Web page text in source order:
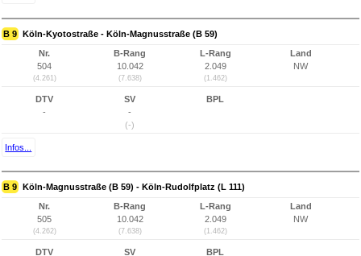
B 9 Köln-Kyotostraße - Köln-Magnusstraße (B 59)
Nr.
504
(4.261)
B-Rang
10.042
(7.638)
L-Rang
2.049
(1.462)
Land
NW
DTV
-
SV
-
(-)
BPL
Infos...
B 9 Köln-Magnusstraße (B 59) - Köln-Rudolfplatz (L 111)
Nr.
505
(4.262)
B-Rang
10.042
(7.638)
L-Rang
2.049
(1.462)
Land
NW
DTV
SV
BPL